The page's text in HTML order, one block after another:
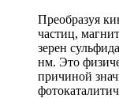
Преобразуя
частиц,
зерен
нм. Это
причиной